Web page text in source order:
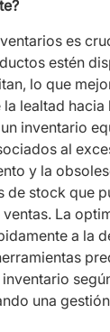
es
estén
lo que
lealtad hacia
inventario
al
y la
de stock que
La
a la
una